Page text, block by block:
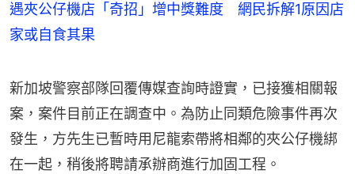
遇夾公仔機店「奇招」增中獎難度 網民拆解1原因店
家或自食其果
新加坡警察部隊回覆傳媒查詢時證實，已接獲相關報
案，案件目前正在調查中。為防止同類危險事件再次
發生，方先生已暫時用尼龍索帶將相鄰的夾公仔機綁
在一起，稍後將聘請承辦商進行加固工程。